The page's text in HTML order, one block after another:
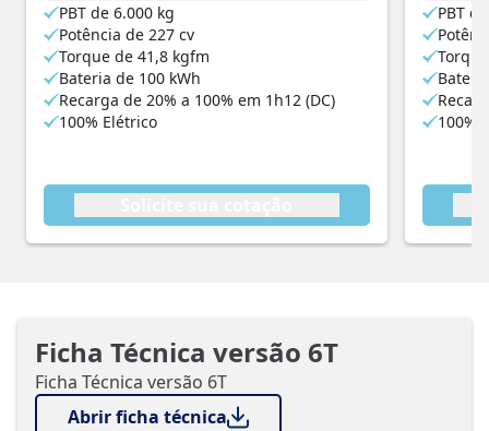
PBT de 6.000 kg
Potência de 227 cv
Torque de 41,8 kgfm
Bateria de 100 kWh
Recarga de 20% a 100% em 1h12 (DC)
100% Elétrico
PBT
100%
Ficha Técnica versão 6T
Ficha Técnica versão 6T
Abrir ficha técnica